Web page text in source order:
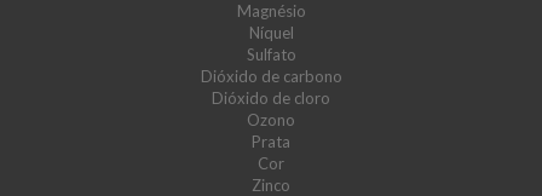
Magnésio
Níquel
Sulfato
Dióxido de carbono
Dióxido de cloro
Ozono
Prata
Cor
Zinco